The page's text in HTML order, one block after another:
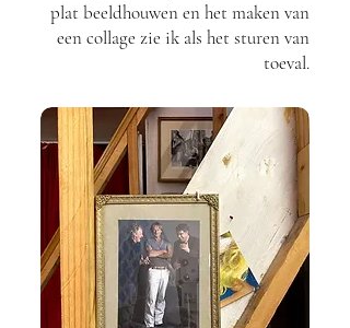
plat beeldhouwen en het maken van
een collage zie ik als het sturen van
toeval.